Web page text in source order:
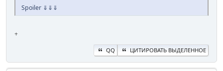
Spoiler ⇓⇓⇓
+
QQ ЦИТИРОВАТЬ ВЫДЕЛЕННОЕ